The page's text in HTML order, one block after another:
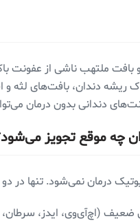
ملتهب ناشی از عفونت
ریشه دندان، بافت‌های لثه
دندانی بدون درمان
چه موقع تجویز
درمان نمی‌شود. تنها در
ضعیف (اچ‌آی‌وی، ایدز،